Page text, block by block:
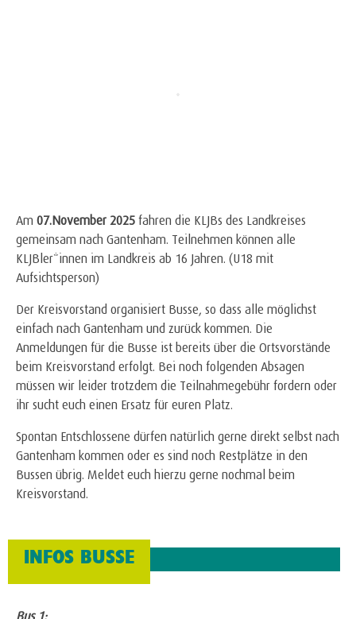
Am 07.November 2025fahren die KLJBs des Landkreises
gemeinsam nach Gantenham. Teilnehmen können alle
KLJBler*innen im Landkreis ab 16 Jahren. (U18 mit
Aufsichtsperson)
Der Kreisvorstand organisiert Busse, so dass alle möglichst
einfach nach Gantenham und zurück kommen. Die
Anmeldungen für die Busse ist bereits über die Ortsvorstände
beim Kreisvorstand erfolgt. Bei noch folgenden Absagen
müssen wir leider trotzdem die Teilnahmegebühr fordern oder
ihr sucht euch einen Ersatz für euren Platz.
Spontan Entschlossene dürfen natürlich gerne direkt selbst nach
Gantenham kommen oder es sind noch Restplätze in den
Bussen übrig. Meldet euch hierzu gerne nochmal beim
Kreisvorstand.
INFOS BUSSE
Bus 1: